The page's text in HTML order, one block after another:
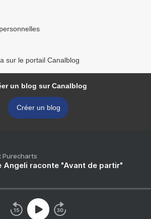
sur le portail Canalblog
un blog sur Canalblog
Créer un blog
Purecharts
Angeli raconte "Avant de partir"